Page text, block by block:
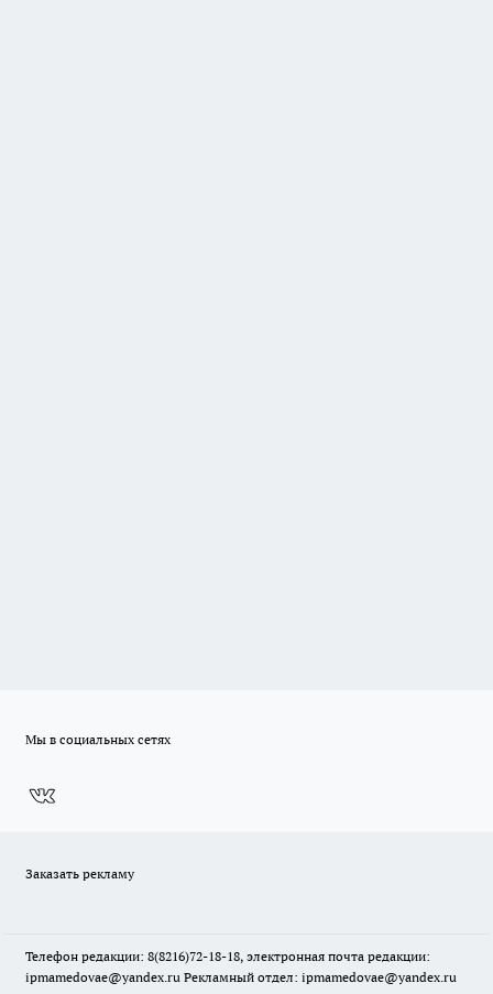
Мы в социальных сетях
Заказать рекламу
Телефон редакции: 8(8216)72-18-18, электронная почта редакции:
ipmamedovae@yandex.ru Рекламный отдел: ipmamedovae@yandex.ru